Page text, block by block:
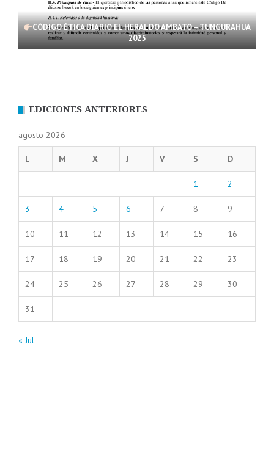
CÓDIGO ÉTICA DIARIO EL HERALDO AMBATO – TUNGURAHUA
2025
EDICIONES ANTERIORES
agosto 2026
L M X J V S D
1 2
3 4 5 6 7 8 9
10 11 12 13 14 15 16
17 18 19 20 21 22 23
24 25 26 27 28 29 30
31
« Jul